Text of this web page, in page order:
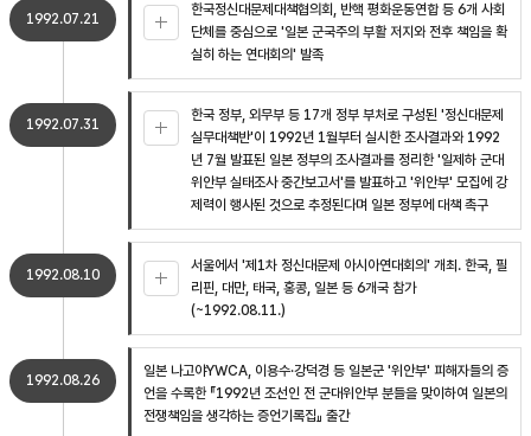
1992.07.21
한국정신대문제대책협의회, 반핵 평화운동연합 등 6개 사회
단체를 중심으로 '일본 군국주의 부활 저지와 전후 책임을 확
실히 하는 연대회의' 발족
1992.07.31
한국 정부, 외무부 등 17개 정부 부처로 구성된 '정신대문제
실무대책반'이 1992년 1월부터 실시한 조사결과와 1992
년 7월 발표된 일본 정부의 조사결과를 정리한 '일제하 군대
위안부 실태조사 중간보고서'를 발표하고 '위안부' 모집에 강
제력이 행사된 것으로 추정된다며 일본 정부에 대책 촉구
1992.08.10
서울에서 '제1차 정신대문제 아시아연대회의' 개최. 한국, 필
리핀, 대만, 태국, 홍콩, 일본 등 6개국 참가
(~1992.08.11.)
1992.08.26
일본 나고야YWCA, 이용수·강덕경 등 일본군 '위안부' 피해자들의 증
언을 수록한 『1992년 조선인 전 군대위안부 분들을 맞이하여 일본의
전쟁책임을 생각하는 증언기록집』 출간